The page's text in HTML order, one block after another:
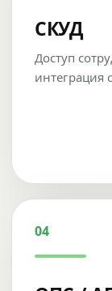
СКУД
Доступ
интеграция
04